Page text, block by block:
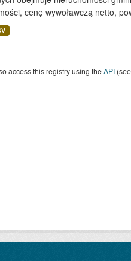
cenę wywoławczą netto,
access this registry using theAPI(see